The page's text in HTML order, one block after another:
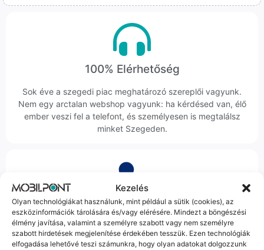
Kezelés
Olyan technológiákat használunk, mint például a sütik (cookies), az
eszközinformációk tárolására és/vagy elérésére. Mindezt a böngészési
élmény javítása, valamint a személyre szabott vagy nem személyre
szabott hirdetések megjelenítése érdekében tesszük. Ezen technológiák
elfogadása lehetővé teszi számunkra, hogy olyan adatokat dolgozzunk
100% Elérhetőség
Sok éve a szegedi piac meghatározó szereplői vagyunk.
Nem egy arctalan webshop vagyunk: ha kérdésed van, élő
ember veszi fel a telefont, és személyesen is megtalálsz
minket Szegeden.
Korrekt Ügyintézés
Hibázni emberi dolog, de a felelősségvállalás nálunk alap.
Ha ritkán előfordul egy hiba, nem kifogásokat keresünk,